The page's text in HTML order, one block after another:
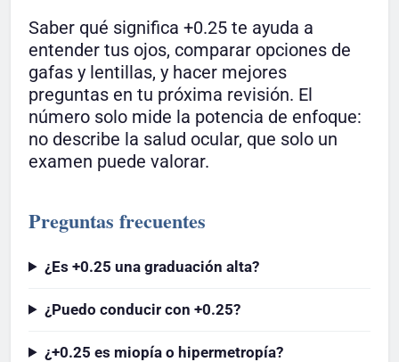
Saber qué significa +0.25 te ayuda a
entender tus ojos, comparar opciones de
gafas y lentillas, y hacer mejores
preguntas en tu próxima revisión. El
número solo mide la potencia de enfoque:
no describe la salud ocular, que solo un
examen puede valorar.
Preguntas frecuentes
¿Es +0.25 una graduación alta?
¿Puedo conducir con +0.25?
¿+0.25 es miopía o hipermetropía?